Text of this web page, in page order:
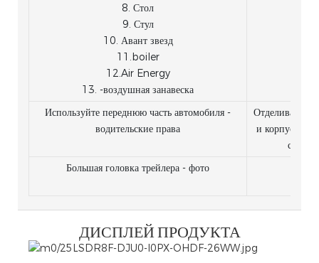
8. Стол
9. Стул
10. Авант звезд
11.boiler
12.Air Energy
13. -воздушная занавеска
Используйте переднюю часть автомобиля -
водительские права
Отделиваем
и корпус
Большая головка трейлера - фото
ДИСПЛЕЙ ПРОДУКТА